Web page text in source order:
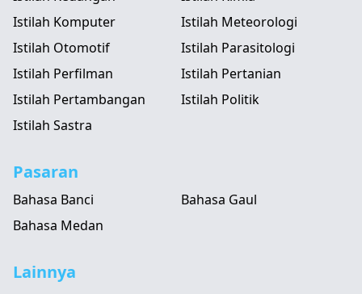
Istilah Komputer
Istilah Meteorologi
Istilah Otomotif
Istilah Parasitologi
Istilah Perfilman
Istilah Pertanian
Istilah Pertambangan
Istilah Politik
Istilah Sastra
Pasaran
Bahasa Banci
Bahasa Gaul
Bahasa Medan
Lainnya